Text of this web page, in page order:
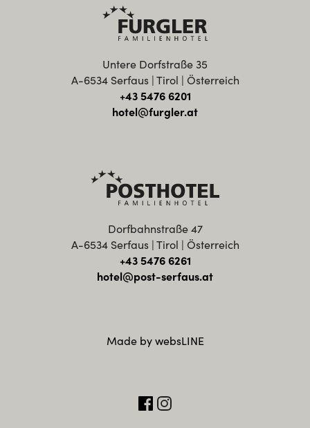
Untere Dorfstraße 35
A-6534 Serfaus | Tirol | Österreich
+43 5476 6201
hotel@furgler.at
Made by websLINE
Dorfbahnstraße 47
A-6534 Serfaus | Tirol | Österreich
+43 5476 6261
hotel@post-serfaus.at